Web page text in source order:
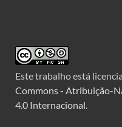
Este trabalho está
Commons - Atribuição-
4.0 Internacional